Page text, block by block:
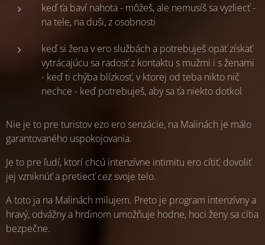
keď ťa baví nahota - môžeš, ale nemusíš sa vyzliecť -
na tele, na duši, z osobnosti
keď si žena v ero službách a potrebuješ opäť získať
vytrácajúcu sa radosť z kontaktu s mužmi i s ženami
- keď ti chýba blízkosť, v ktorej od teba nikto nič
nechce - keď potrebuješ, aby sa ťa niekto dotkol
Nie je to pre turistov ezo ero senzácie, na Malinách je málo
garantovaného uspokojovania.
Je to pre ľudí, ktorí chcú intenzívne intimitu ero cítiť, dovoliť
jej vzniknúť a pretiecť cez svoje telo.
A toto ja na Malinách milujem. Preto je program intenzívny a
hravý, odvážny a hrdinom umožňuje hodne, hoci ženy sa cítia
bezpečne.